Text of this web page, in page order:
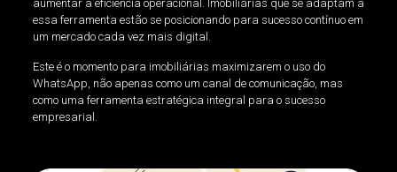
aumentar a eficiência operacional. Imobiliárias que se adaptam a
essa ferramenta estão se posicionando para sucesso contínuo em
um mercado cada vez mais digital.
Este é o momento para imobiliárias maximizarem o uso do
WhatsApp, não apenas como um canal de comunicação, mas
como uma ferramenta estratégica integral para o sucesso
empresarial.